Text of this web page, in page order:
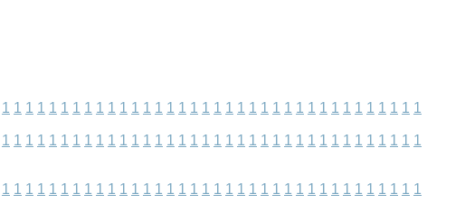
1 1 1 1 1 1 1 1 1 1 1 1 1 1 1 1 1 1 1 1 1 1 1 1 1 1 1 1 1 1 1 1 1 1 1 1
1 1 1 1 1 1 1 1 1 1 1 1 1 1 1 1 1 1 1 1 1 1 1 1 1 1 1 1 1 1 1 1 1 1 1 1
1 1 1 1 1 1 1 1 1 1 1 1 1 1 1 1 1 1 1 1 1 1 1 1 1 1 1 1 1 1 1 1 1 1 1 1